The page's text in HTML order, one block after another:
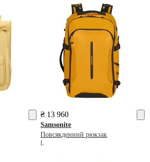
₴ 13 960
Samsonite
Повсякденний рюкзак
L